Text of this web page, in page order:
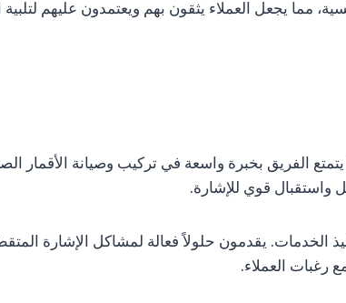
يجعل العملاء يثقون بهم ويعتمدون عليهم لتلبية
يتمتع الفريق بخبرة واسعة في تركيب وصيانة
واستقبال قوي للإشارة.
الخدمات. يقدمون حلولاً فعالة لمشاكل الإشارة
رغبات العملاء.